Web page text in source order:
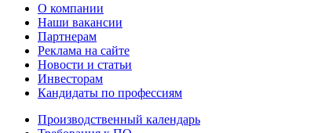
О компании
Наши вакансии
Партнерам
Реклама на сайте
Новости и статьи
Инвесторам
Кандидаты по профессиям
Производственный календарь